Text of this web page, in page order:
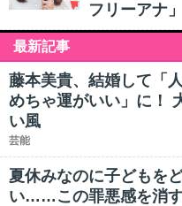
フリーアナ
最新記事
藤本美貴、結婚して「
めちゃ運がいい」に！
い風
芸能
夏休みなのに子どもを
い……この罪悪感を消